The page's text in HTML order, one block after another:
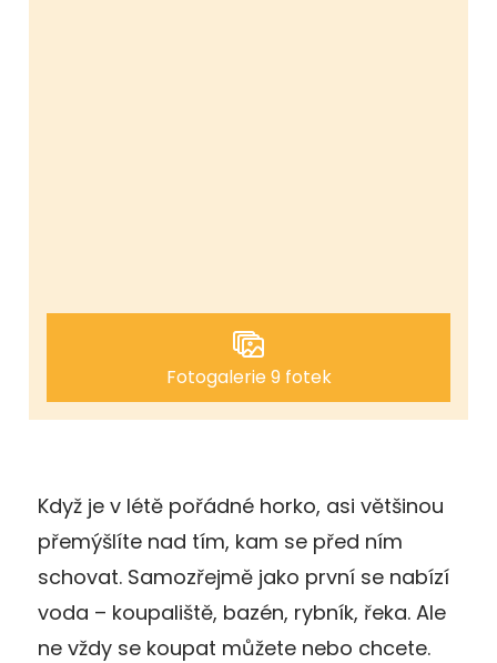
Fotogalerie 9 fotek
Když je v létě pořádné horko, asi většinou
přemýšlíte nad tím, kam se před ním
schovat. Samozřejmě jako první se nabízí
voda – koupaliště, bazén, rybník, řeka. Ale
ne vždy se koupat můžete nebo chcete.